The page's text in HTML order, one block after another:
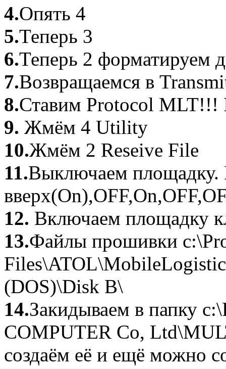
4.Опять 4
5.Теперь 3
6.Теперь 2 форматируем
7.Возвращаемся в
8.Ставим Protocol
9. Жмём 4 Utility
10.Жмём 2 Reseive File
11.Выключаем площадку.
12. Включаем площадку
13.Файлы прошивки
(DOS)\Disk B\
14.Закидываем в папку
COMPUTER Co,
создаём её и ещё можно